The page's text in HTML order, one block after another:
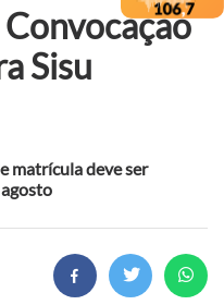
Convocação
Sisu
matrícula deve ser